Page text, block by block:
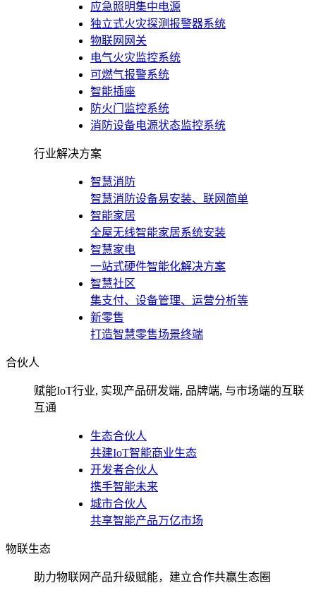
应急照明集中电源
独立式火灾探测报警器系统
物联网网关
电气火灾监控系统
可燃气报警系统
智能插座
防火门监控系统
消防设备电源状态监控系统
行业解决方案
智慧消防
智慧消防设备易安装、联网简单
智能家居
全屋无线智能家居系统安装
智慧家电
一站式硬件智能化解决方案
智慧社区
集支付、设备管理、运营分析等
新零售
打造智慧零售场景终端
合伙人
赋能IoT行业, 实现产品研发端, 品牌端, 与市场端的互联
互通
生态合伙人
共建IoT智能商业生态
开发者合伙人
携手智能未来
城市合伙人
共享智能产品万亿市场
物联生态
助力物联网产品升级赋能，建立合作共赢生态圈